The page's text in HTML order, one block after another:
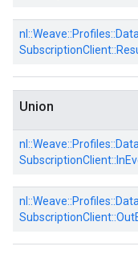
nl::Weave::Profiles::
SubscriptionClient::
Union
nl::Weave::Profiles::
SubscriptionClient::
nl::Weave::Profiles::
SubscriptionClient::